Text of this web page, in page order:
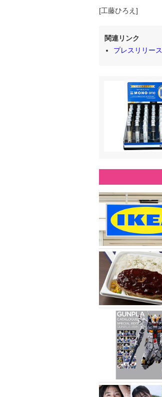
[工藤ひろえ]
関連リンク
プレスリリース